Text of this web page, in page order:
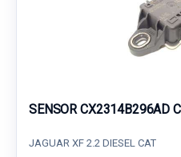
SENSOR CX2314B296AD
JAGUAR XF 2.2 DIESEL CAT